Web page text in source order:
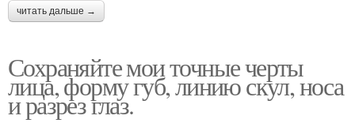
читать дальше →
Сохраняйте мои точные черты
лица, форму губ, линию скул, носа
и разрез глаз.